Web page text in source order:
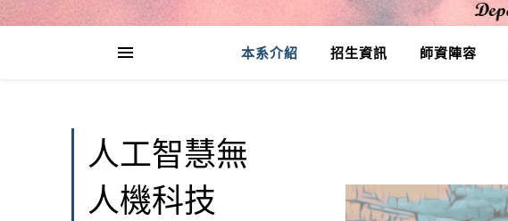
本系介紹 招生資訊 師資陣容
人工智慧無
人機科技